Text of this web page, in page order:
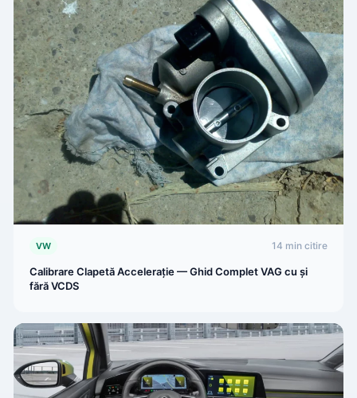
VW 14 min citire
Calibrare Clapetă Accelerație — Ghid Complet VAG cu și
fără VCDS